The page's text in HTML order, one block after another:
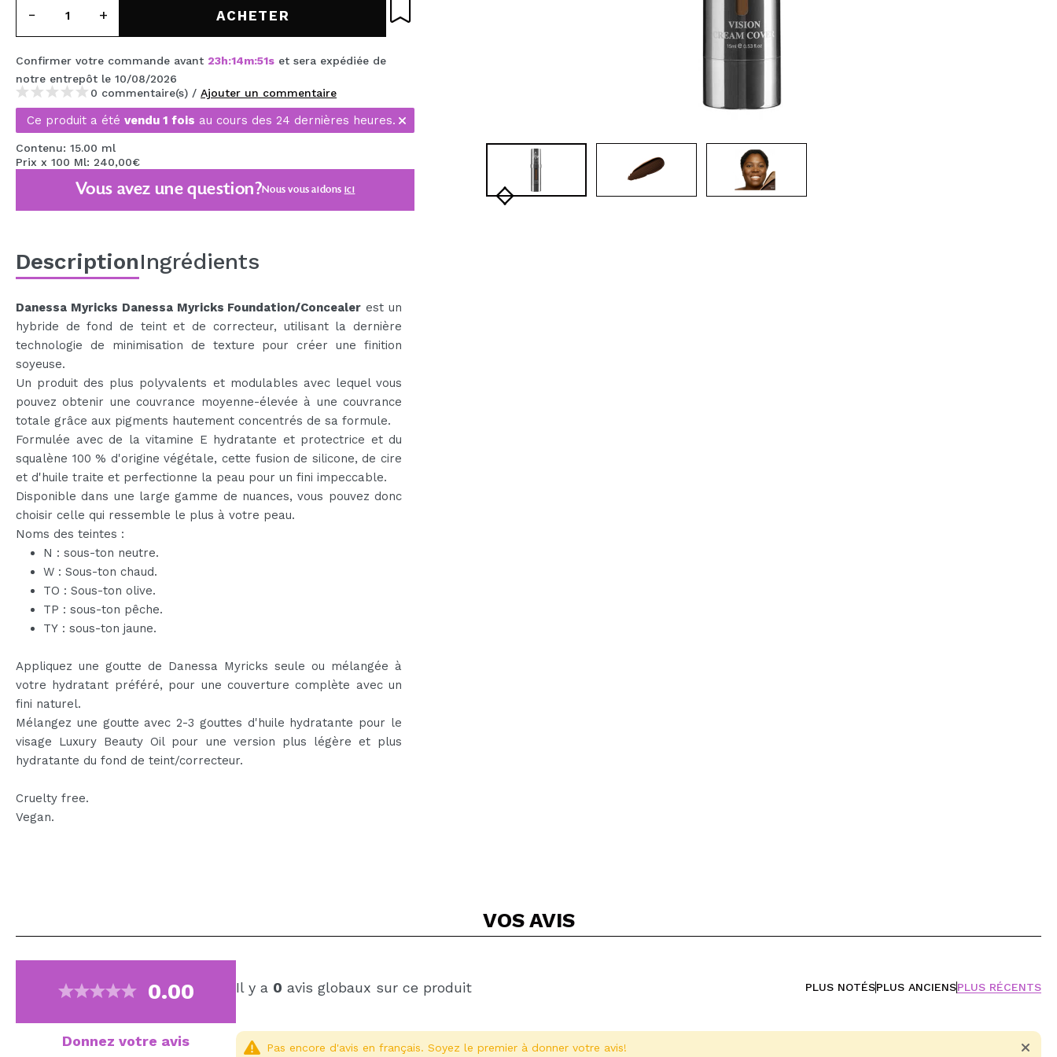
MAQUIFARMA
TRAVEL SIZE
NATURE
OFFRES
OUTLET
BIENTÔT DISPONIBLE
CRÉER UN COMPTE
ACHETER
Confirmer votre commande avant 23h:14m:50s et sera expédiée de
notre entrepôt le 10/08/2026
0 commentaire(s) / Ajouter un commentaire
Ce produit a été vendu 1 fois au cours des 24 dernières heures.
Contenu: 15.00 ml
Prix x 100 Ml: 240,00€
Vous avez une question?Nous vous aidons ici
DescriptionIngrédients
Danessa Myricks Danessa Myricks Foundation/Concealer est un
hybride de fond de teint et de correcteur, utilisant la dernière
technologie de minimisation de texture pour créer une finition
soyeuse.
Un produit des plus polyvalents et modulables avec lequel vous
pouvez obtenir une couvrance moyenne-élevée à une couvrance
totale grâce aux pigments hautement concentrés de sa formule.
Formulée avec de la vitamine E hydratante et protectrice et du
squalène 100 % d'origine végétale, cette fusion de silicone, de cire
et d'huile traite et perfectionne la peau pour un fini impeccable.
Disponible dans une large gamme de nuances, vous pouvez donc
choisir celle qui ressemble le plus à votre peau.
Noms des teintes :
N : sous-ton neutre.
W : Sous-ton chaud.
TO : Sous-ton olive.
TP : sous-ton pêche.
TY : sous-ton jaune.
Appliquez une goutte de Danessa Myricks seule ou mélangée à
votre hydratant préféré, pour une couverture complète avec un
fini naturel.
Mélangez une goutte avec 2-3 gouttes d'huile hydratante pour le
visage Luxury Beauty Oil pour une version plus légère et plus
hydratante du fond de teint/correcteur.
Cruelty free.
Vegan.
VOS AVIS
0.00
Donnez votre avis
Il y a 0 avis globaux sur ce produit PLUS NOTÉSPLUS ANCIENSPLUS RÉCENTS
Pas encore d'avis en français. Soyez le premier à donner votre avis!